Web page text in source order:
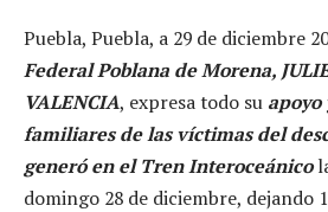
Puebla, Puebla, a 29 de diciembre
Federal Poblana de Morena,
VALENCIA, expresa todo su apoyo
familiares de las víctimas del
generó en el Tren Interoceánico
domingo 28 de diciembre, dejando